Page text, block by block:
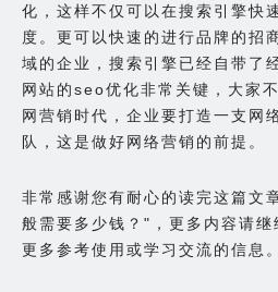
化，这样不仅可以在搜索引擎快
度。更可以快速的进行品牌的招
域的企业，搜索引擎已经自带了
网站的seo优化非常关键，大家
网营销时代，企业要打造一支网
队，这是做好网络营销的前提。
非常感谢您有耐心的读完这篇文
般需要多少钱？"，更多内容请
更多参考使用或学习交流的信息。